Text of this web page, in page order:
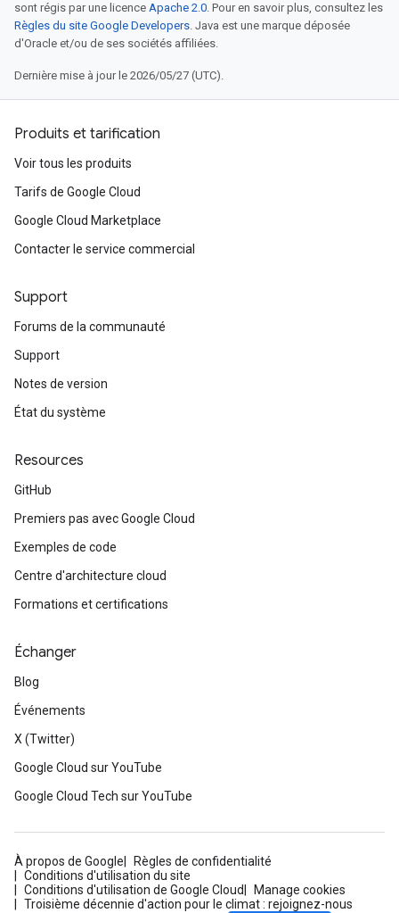
sont régis par une licence Apache 2.0. Pour en savoir plus, consultez les
Règles du site Google Developers. Java est une marque déposée
d'Oracle et/ou de ses sociétés affiliées.
Dernière mise à jour le 2026/05/27 (UTC).
Produits et tarification
Voir tous les produits
Tarifs de Google Cloud
Google Cloud Marketplace
Contacter le service commercial
Support
Forums de la communauté
Support
Notes de version
État du système
Resources
GitHub
Premiers pas avec Google Cloud
Exemples de code
Centre d'architecture cloud
Formations et certifications
Échanger
Blog
Événements
X (Twitter)
Google Cloud sur YouTube
Google Cloud Tech sur YouTube
À propos de Google
Règles de confidentialité
Conditions d'utilisation du site
Conditions d'utilisation de Google Cloud
Manage cookies
Troisième décennie d'action pour le climat : rejoignez-nous